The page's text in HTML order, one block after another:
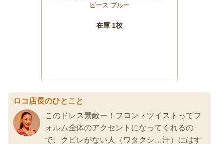
ロコ店長のひとこと
このドレス素敵ー！フロントツイストってフ
ォルム全体のアクセントになってくれるの
で、クビレがない人（ワタクシ…汗）にはす